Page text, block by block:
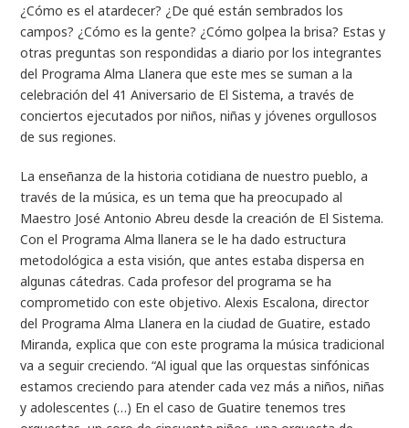
¿Cómo es el atardecer? ¿De qué están sembrados los
campos? ¿Cómo es la gente? ¿Cómo golpea la brisa? Estas y
otras preguntas son respondidas a diario por los integrantes
del Programa Alma Llanera que este mes se suman a la
celebración del 41 Aniversario de El Sistema, a través de
conciertos ejecutados por niños, niñas y jóvenes orgullosos
de sus regiones.
La enseñanza de la historia cotidiana de nuestro pueblo, a
través de la música, es un tema que ha preocupado al
Maestro José Antonio Abreu desde la creación de El Sistema.
Con el Programa Alma llanera se le ha dado estructura
metodológica a esta visión, que antes estaba dispersa en
algunas cátedras. Cada profesor del programa se ha
comprometido con este objetivo. Alexis Escalona, director
del Programa Alma Llanera en la ciudad de Guatire, estado
Miranda, explica que con este programa la música tradicional
va a seguir creciendo. “Al igual que las orquestas sinfónicas
estamos creciendo para atender cada vez más a niños, niñas
y adolescentes (…) En el caso de Guatire tenemos tres